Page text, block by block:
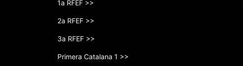
1a RFEF >>
2a RFEF >>
3a RFEF >>
Primera Catalana 1 >>